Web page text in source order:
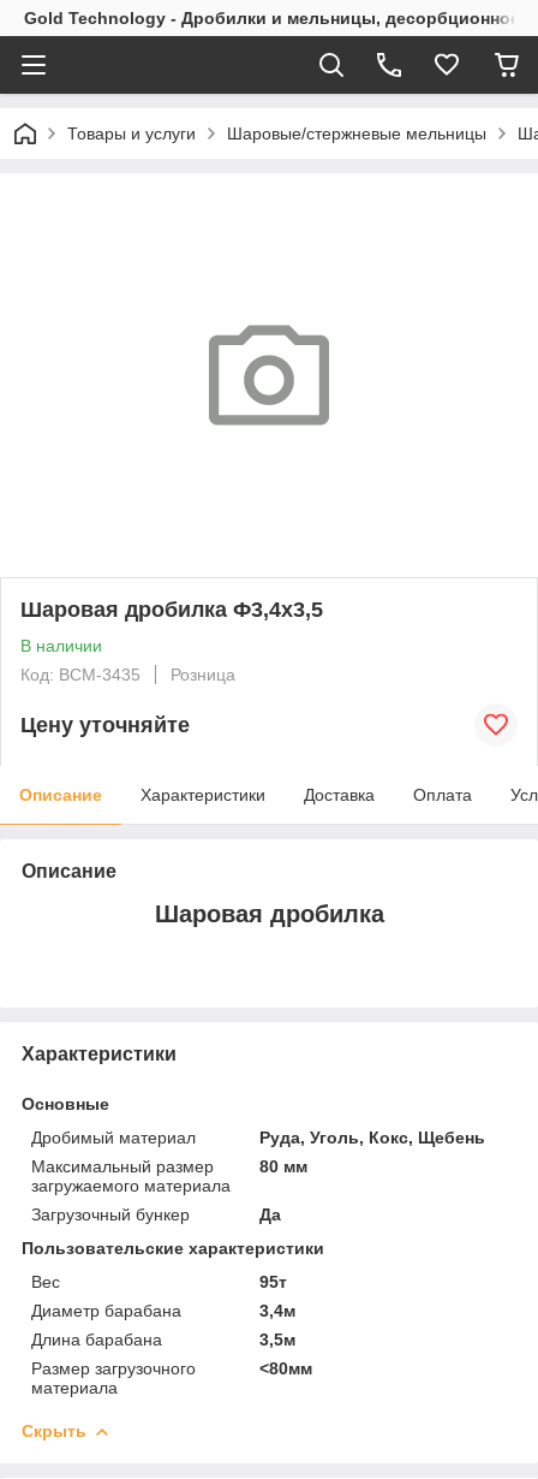
Gold Technology - Дробилки и мельницы, десорбционное
Товары и услуги Шаровые/стержневые мельницы
Шаровая дробилка Ф3,4x3,5
В наличии
Код: BCM-3435
Розница
Цену уточняйте
Описание Характеристики Доставка Оплата
Описание
Шаровая дробилка
Характеристики
Основные
Дробимый материал
Руда, Уголь, Кокс, Щебень
Максимальный размер
загружаемого материала
80 мм
Загрузочный бункер
Да
Пользовательские характеристики
Вес
95т
Диаметр барабана
3,4м
Длина барабана
3,5м
Размер загрузочного
материала
<80мм
Скрыть